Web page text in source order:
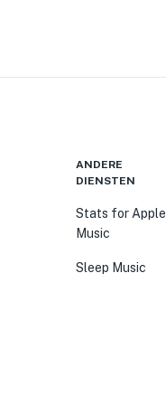
ANDERE
DIENSTEN
Stats for Apple
Music
Sleep Music